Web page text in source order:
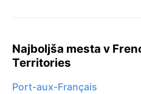
Najboljša mesta v
Territories
Port-aux-Français